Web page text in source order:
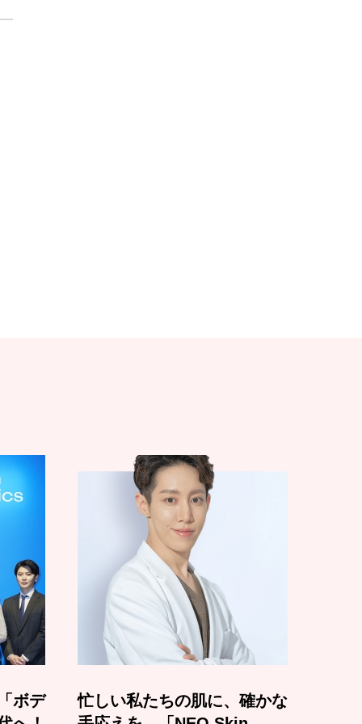
ボデ
忙しい私たちの肌に、確かな